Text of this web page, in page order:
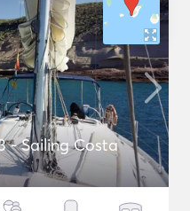
- Sailing Costa